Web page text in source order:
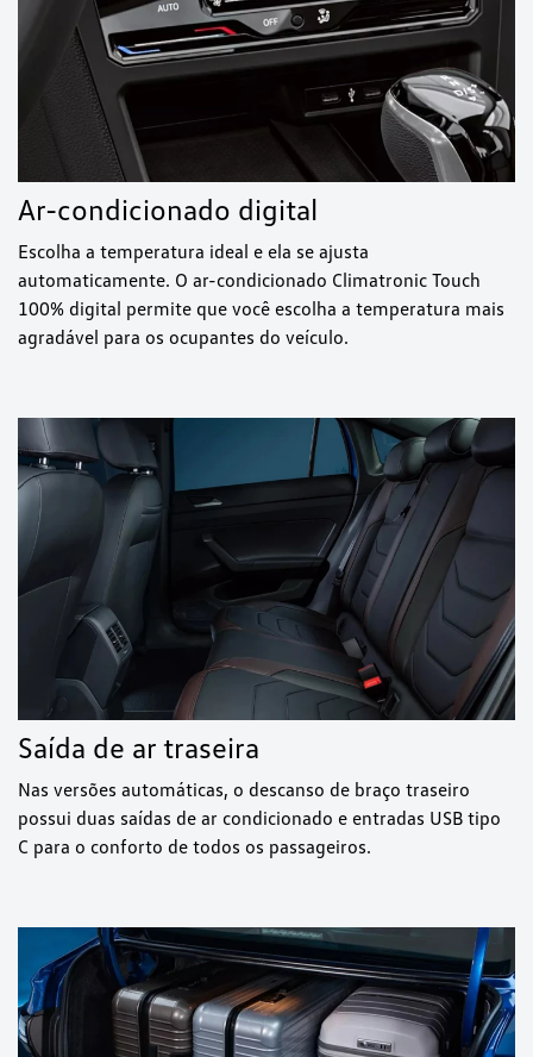
Ar-condicionado digital
Escolha a temperatura ideal e ela se ajusta
automaticamente. O ar-condicionado Climatronic Touch
100% digital permite que você escolha a temperatura mais
agradável para os ocupantes do veículo.
Saída de ar traseira
Nas versões automáticas, o descanso de braço traseiro
possui duas saídas de ar condicionado e entradas USB tipo
C para o conforto de todos os passageiros.